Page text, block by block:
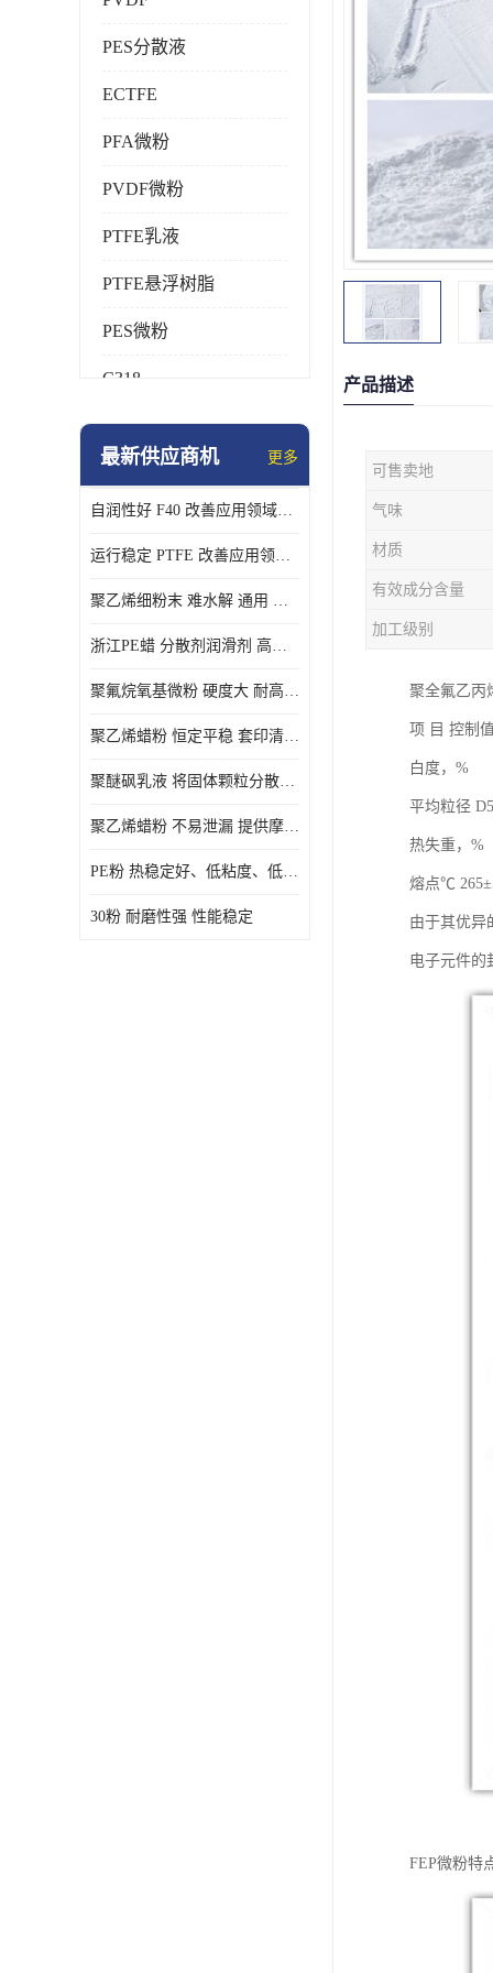
PES分散液
ECTFE
PFA微粉
PVDF微粉
PTFE乳液
PTFE悬浮树脂
PES微粉
C318
HFP
PE蜡粉
PE改性蜡粉
最新供应商机 更多
自润性好 F40 改善应用领域的耐热性 滑润性
运行稳定 PTFE 改善应用领域的耐热性 滑润性
聚乙烯细粉末 难水解 通用 氟茂
浙江PE蜡 分散剂润滑剂 高低熔点
聚氟烷氧基微粉 硬度大 耐高温性能好 良好的不粘性 功能性涂料
聚乙烯蜡粉 恒定平稳 套印清漆 无毒
聚醚砜乳液 将固体颗粒分散均匀 高分子聚合物 新的纳米涂层材料
聚乙烯蜡粉 不易泄漏 提供摩擦减少和润滑性能
PE粉 热稳定好、低粘度、低熔点
30粉 耐磨性强 性能稳定
产品描述
可售卖地
气味
材质
有效成分含量
加工级别
聚全氟乙丙
项 目 控制
白度，
平均粒径
热失重，%
熔点℃
由于其优异
电子元件的
FEP微粉特